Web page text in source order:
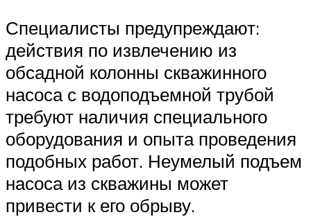
Специалисты предупреждают:
действия по извлечению из
обсадной колонны скважинного
насоса с водоподъемной трубой
требуют наличия специального
оборудования и опыта проведения
подобных работ. Неумелый подъем
насоса из скважины может
привести к его обрыву.